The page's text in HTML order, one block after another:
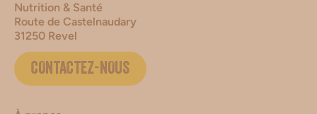
Nutrition & Santé
Route de Castelnaudary
31250 Revel
CONTACTEZ-NOUS